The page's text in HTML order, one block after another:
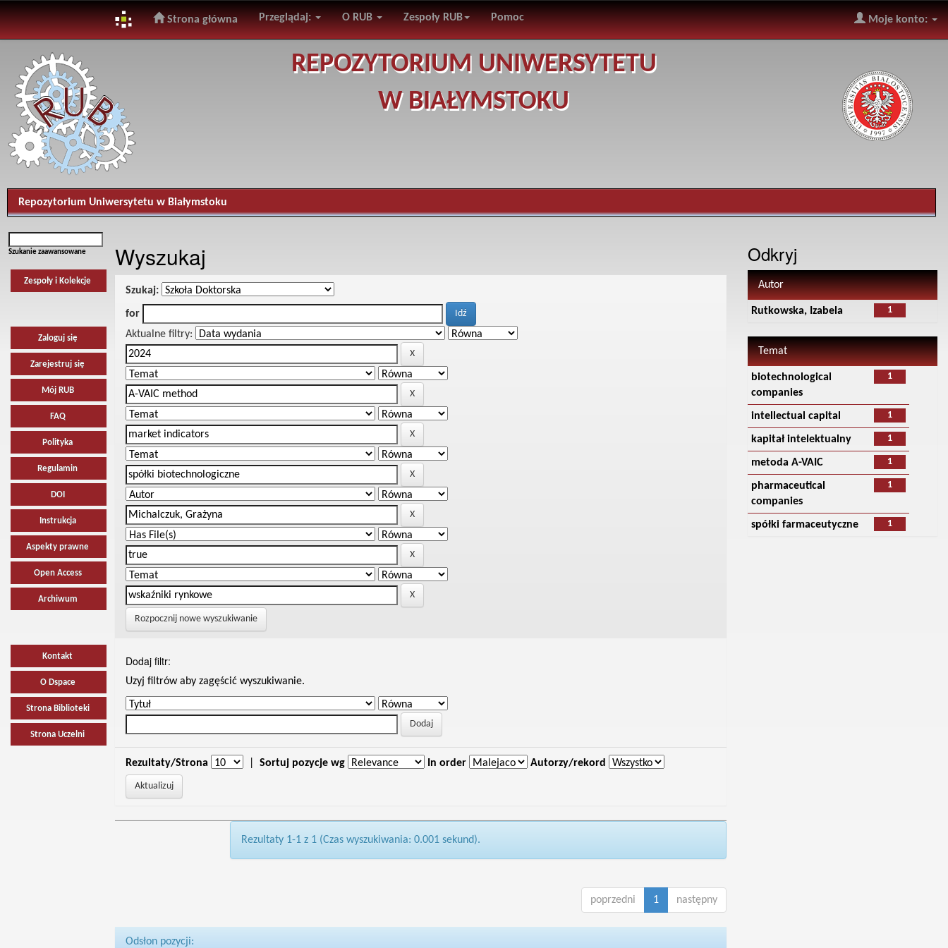
navigation
Strona główna Przeglądaj: O RUB Zespoły RUB Pomoc Moje konto:
REPOZYTORIUM UNIWERSYTETU
W BIAŁYMSTOKU
Repozytorium Uniwersytetu w Białymstoku
Szukanie zaawansowane
Zespoły i Kolekcje
Zaloguj się
Zarejestruj się
Mój RUB
FAQ
Polityka
Regulamin
DOI
Instrukcja
Aspekty prawne
Open Access
Archiwum
Kontakt
O Dspace
Strona Biblioteki
Strona Uczelni
Wyszukaj
Szukaj:
for
Aktualne filtry:
Rozpocznij nowe wyszukiwanie
Dodaj filtr:
Uzyj filtrów aby zagęścić wyszukiwanie.
Rezultaty/Strona Sortuj pozycje wg In order Autorzy/rekord
Rezultaty 1-1 z 1 (Czas wyszukiwania: 0.001 sekund).
poprzedni 1 następny
Odsłon pozycji:
Odkryj
Autor
1
Rutkowska, Izabela
Temat
1
biotechnological
companies
1
intellectual capital
1
kapitał intelektualny
1
metoda A-VAIC
1
pharmaceutical
companies
1
spółki farmaceutyczne